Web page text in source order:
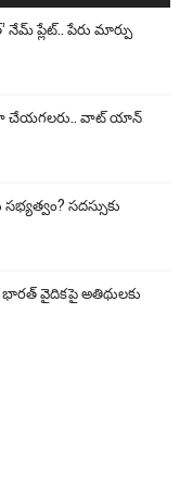
నేమ్ ప్లేట్‌.. పేరు మార్పు
చేయగలరు.. వాట్ యాన్
సదస్సుకు
భారత్ వైదికపై అతిథులకు